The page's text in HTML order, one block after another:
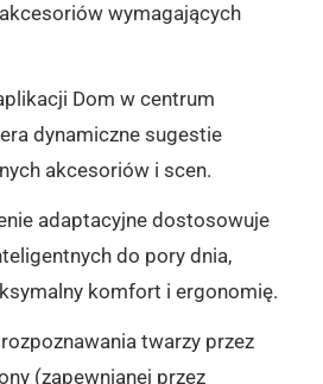
wymagających
Dom w centrum
dynamiczne sugestie
akcesoriów i scen.
adaptacyjne dostosowuje
do pory dnia,
komfort i ergonomię.
twarzy przez
(zapewnianej przez